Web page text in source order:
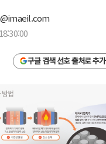
구글 검색 선호 출처로 추가